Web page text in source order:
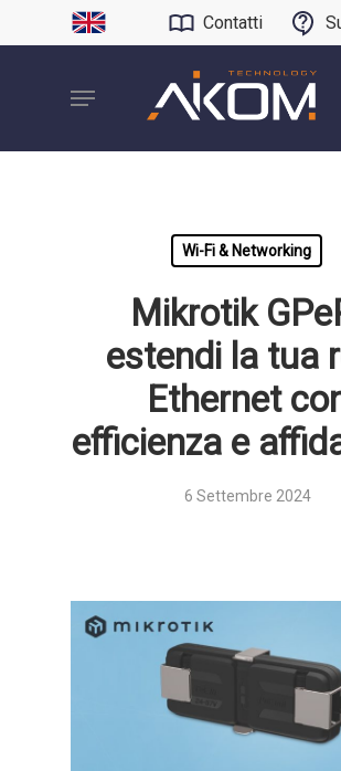
Contatti
Wi-Fi & Networking
Mikrotik
estendi la tua
Ethernet
efficienza e
6 Settembre 2024